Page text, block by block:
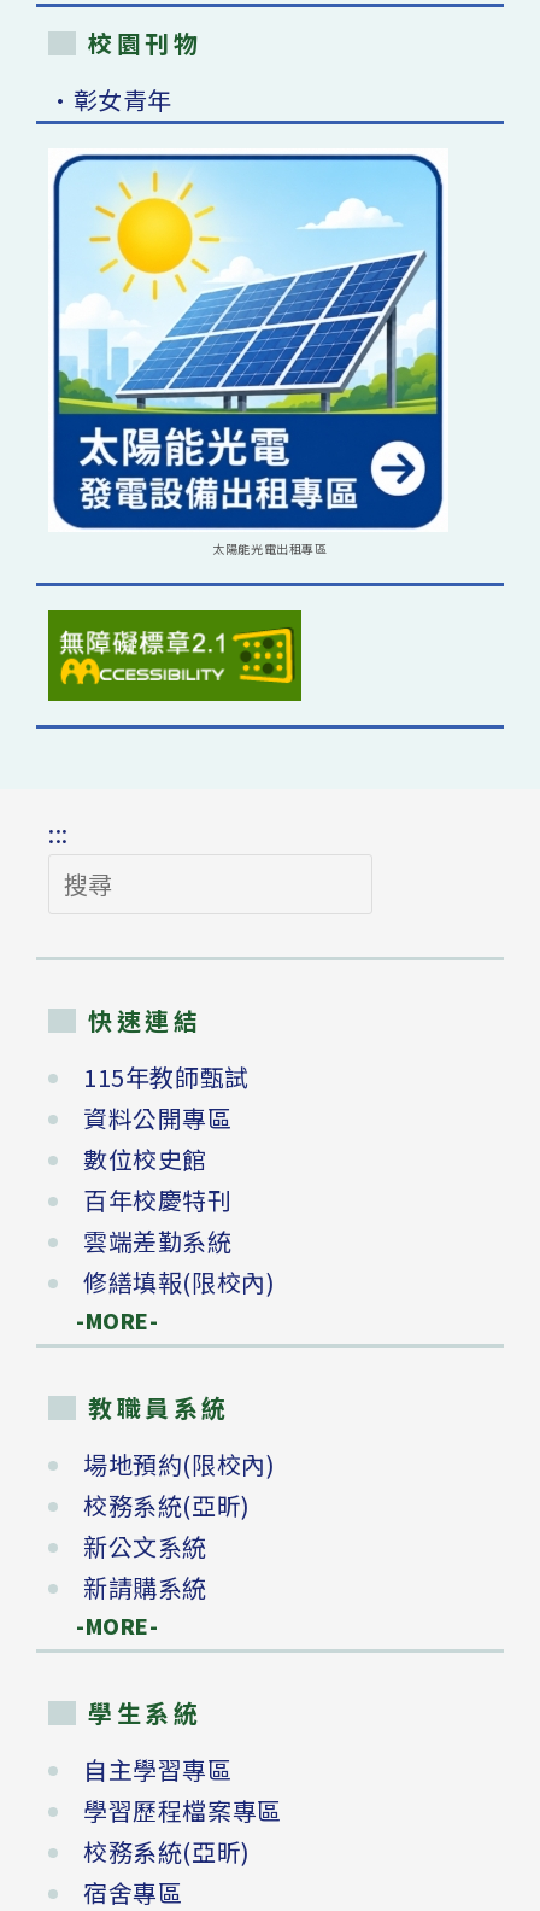
校園刊物
•彰女青年
太陽能光電出租專區
:::
搜
尋
快速連結
115年教師甄試
資料公開專區
數位校史館
百年校慶特刊
雲端差勤系統
修繕填報(限校內)
-MORE-
教職員系統
場地預約(限校內)
校務系統(亞昕)
新公文系統
新請購系統
-MORE-
學生系統
自主學習專區
學習歷程檔案專區
校務系統(亞昕)
宿舍專區